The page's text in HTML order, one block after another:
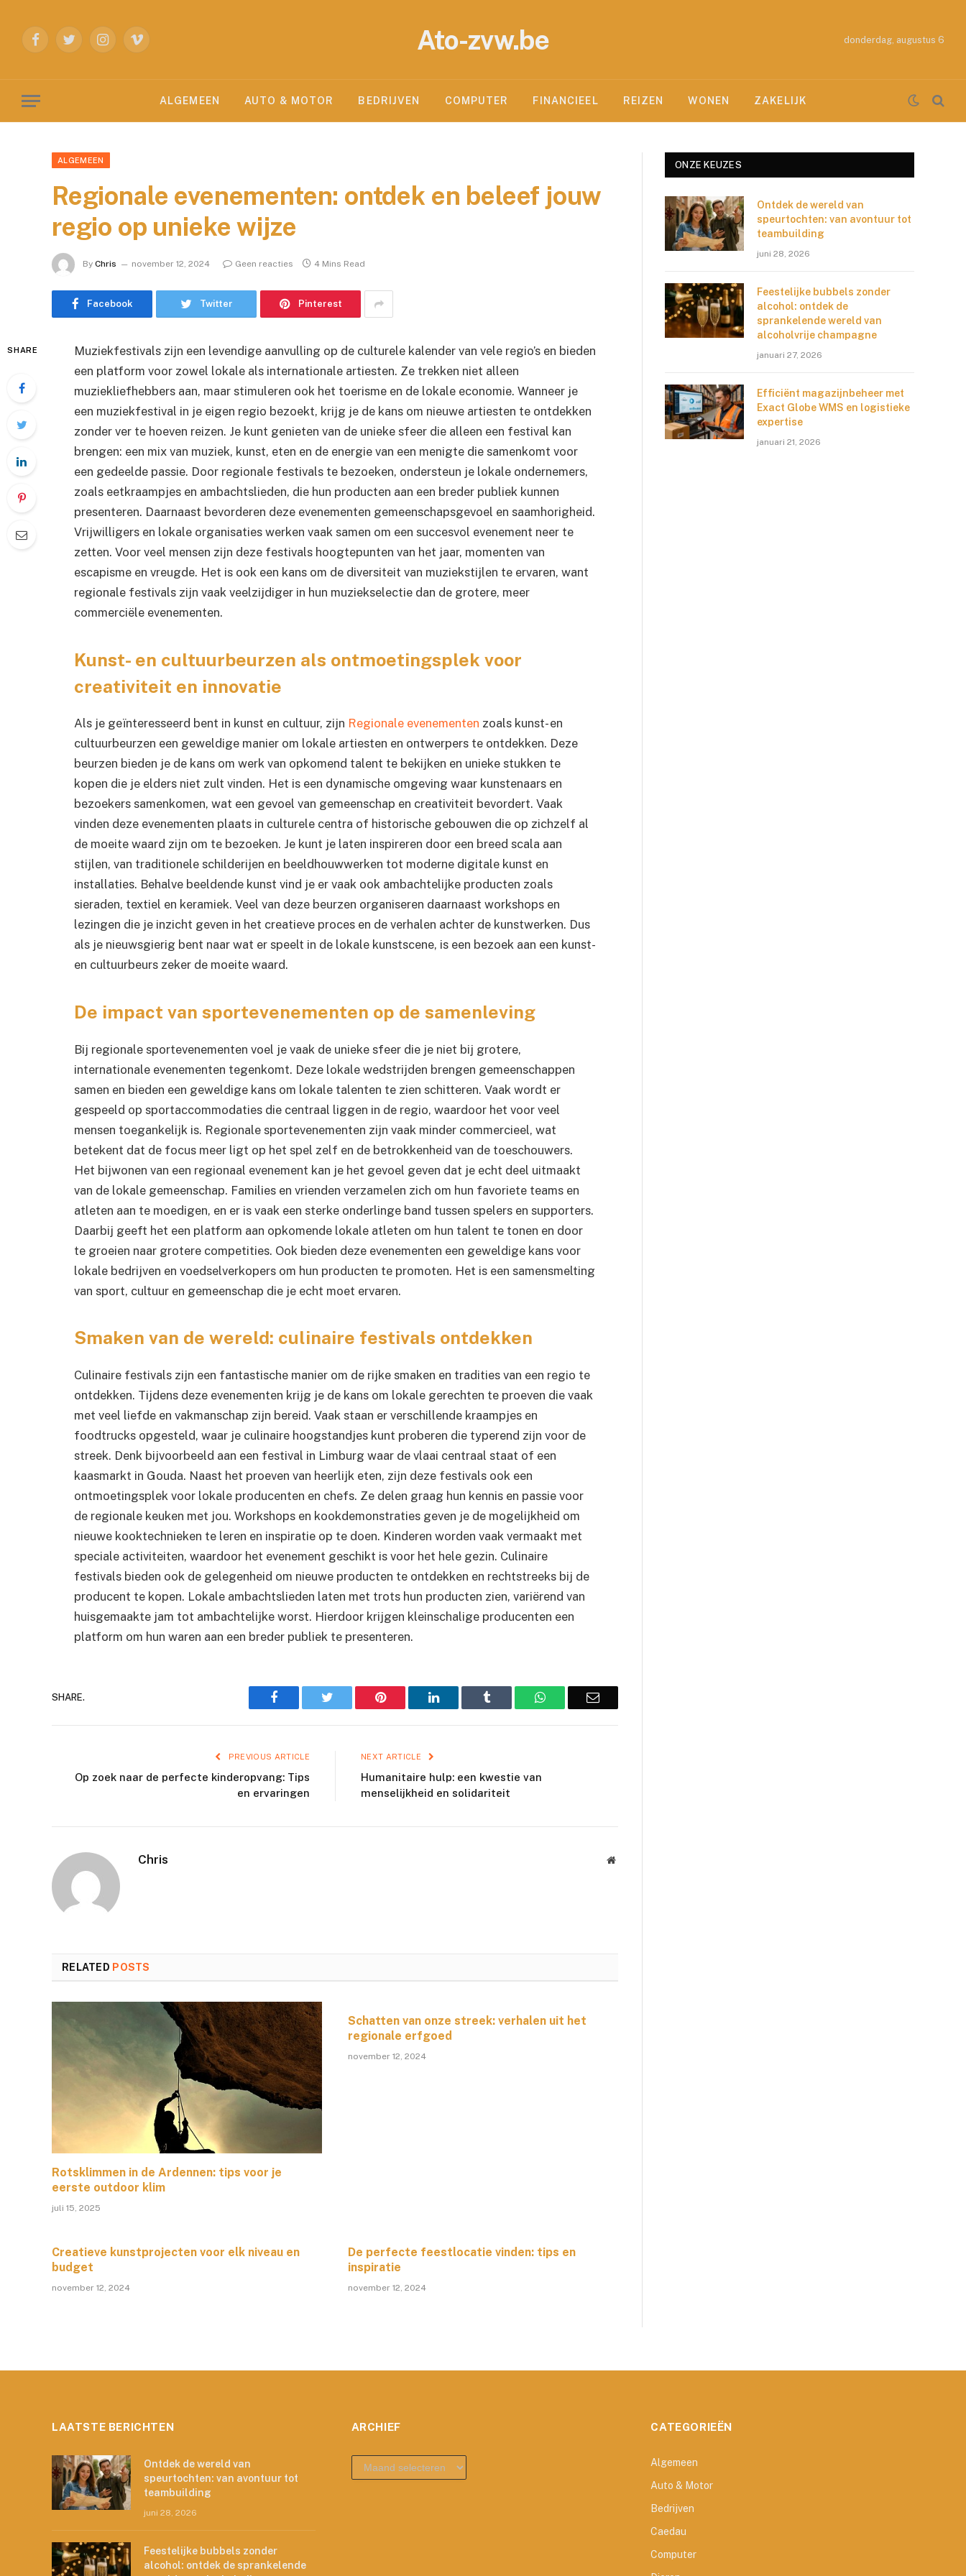
FacebookTwitterInstagram
Vimeo Ato-zvw.be donderdag, augustus 6
ALGEMEEN AUTO & MOTOR BEDRIJVEN COMPUTER FINANCIEEL REIZEN WONEN ZAKELIJK
ALGEMEEN
Regionale evenementen: ontdek en beleef jouw
regio op unieke wijze
By Chris november 12, 2024 Geen reacties 4 Mins Read
Facebook Twitter Pinterest
SHARE
Muziekfestivals zijn een levendige aanvulling op de culturele kalender van vele regio’s en bieden
een platform voor zowel lokale als internationale artiesten. Ze trekken niet alleen
muziekliefhebbers aan, maar stimuleren ook het toerisme en de lokale economie. Wanneer je
een muziekfestival in je eigen regio bezoekt, krijg je de kans om nieuwe artiesten te ontdekken
zonder ver te hoeven reizen. Je kunt genieten van de unieke sfeer die alleen een festival kan
brengen: een mix van muziek, kunst, eten en de energie van een menigte die samenkomt voor
een gedeelde passie. Door regionale festivals te bezoeken, ondersteun je lokale ondernemers,
zoals eetkraampjes en ambachtslieden, die hun producten aan een breder publiek kunnen
presenteren. Daarnaast bevorderen deze evenementen gemeenschapsgevoel en saamhorigheid.
Vrijwilligers en lokale organisaties werken vaak samen om een succesvol evenement neer te
zetten. Voor veel mensen zijn deze festivals hoogtepunten van het jaar, momenten van
escapisme en vreugde. Het is ook een kans om de diversiteit van muziekstijlen te ervaren, want
regionale festivals zijn vaak veelzijdiger in hun muziekselectie dan de grotere, meer
commerciële evenementen.
Kunst- en cultuurbeurzen als ontmoetingsplek voor
creativiteit en innovatie
Als je geïnteresseerd bent in kunst en cultuur, zijn Regionale evenementen zoals kunst- en
cultuurbeurzen een geweldige manier om lokale artiesten en ontwerpers te ontdekken. Deze
beurzen bieden je de kans om werk van opkomend talent te bekijken en unieke stukken te
kopen die je elders niet zult vinden. Het is een dynamische omgeving waar kunstenaars en
bezoekers samenkomen, wat een gevoel van gemeenschap en creativiteit bevordert. Vaak
vinden deze evenementen plaats in culturele centra of historische gebouwen die op zichzelf al
de moeite waard zijn om te bezoeken. Je kunt je laten inspireren door een breed scala aan
stijlen, van traditionele schilderijen en beeldhouwwerken tot moderne digitale kunst en
installaties. Behalve beeldende kunst vind je er vaak ook ambachtelijke producten zoals
sieraden, textiel en keramiek. Veel van deze beurzen organiseren daarnaast workshops en
lezingen die je inzicht geven in het creatieve proces en de verhalen achter de kunstwerken. Dus
als je nieuwsgierig bent naar wat er speelt in de lokale kunstscene, is een bezoek aan een kunst-
en cultuurbeurs zeker de moeite waard.
De impact van sportevenementen op de samenleving
Bij regionale sportevenementen voel je vaak de unieke sfeer die je niet bij grotere,
internationale evenementen tegenkomt. Deze lokale wedstrijden brengen gemeenschappen
samen en bieden een geweldige kans om lokale talenten te zien schitteren. Vaak wordt er
gespeeld op sportaccommodaties die centraal liggen in de regio, waardoor het voor veel
mensen toegankelijk is. Regionale sportevenementen zijn vaak minder commercieel, wat
betekent dat de focus meer ligt op het spel zelf en de betrokkenheid van de toeschouwers.
Het bijwonen van een regionaal evenement kan je het gevoel geven dat je echt deel uitmaakt
van de lokale gemeenschap. Families en vrienden verzamelen zich om hun favoriete teams en
atleten aan te moedigen, en er is vaak een sterke onderlinge band tussen spelers en supporters.
Daarbij geeft het een platform aan opkomende lokale atleten om hun talent te tonen en door
te groeien naar grotere competities. Ook bieden deze evenementen een geweldige kans voor
lokale bedrijven en voedselverkopers om hun producten te promoten. Het is een samensmelting
van sport, cultuur en gemeenschap die je echt moet ervaren.
Smaken van de wereld: culinaire festivals ontdekken
Culinaire festivals zijn een fantastische manier om de rijke smaken en tradities van een regio te
ontdekken. Tijdens deze evenementen krijg je de kans om lokale gerechten te proeven die vaak
met veel liefde en vakmanschap zijn bereid. Vaak staan er verschillende kraampjes en
foodtrucks opgesteld, waar je culinaire hoogstandjes kunt proberen die typerend zijn voor de
streek. Denk bijvoorbeeld aan een festival in Limburg waar de vlaai centraal staat of een
kaasmarkt in Gouda. Naast het proeven van heerlijk eten, zijn deze festivals ook een
ontmoetingsplek voor lokale producenten en chefs. Ze delen graag hun kennis en passie voor
de regionale keuken met jou. Workshops en kookdemonstraties geven je de mogelijkheid om
nieuwe kooktechnieken te leren en inspiratie op te doen. Kinderen worden vaak vermaakt met
speciale activiteiten, waardoor het evenement geschikt is voor het hele gezin. Culinaire
festivals bieden ook de gelegenheid om nieuwe producten te ontdekken en rechtstreeks bij de
producent te kopen. Lokale ambachtslieden laten met trots hun producten zien, variërend van
huisgemaakte jam tot ambachtelijke worst. Hierdoor krijgen kleinschalige producenten een
platform om hun waren aan een breder publiek te presenteren.
SHARE. Facebook Twitter Pinterest LinkedIn Tumblr WhatsAppEmail
PREVIOUS ARTICLE
Op zoek naar de perfecte kinderopvang: Tips
en ervaringen
NEXT ARTICLE
Humanitaire hulp: een kwestie van
menselijkheid en solidariteit
Chris Website
RELATED POSTS
Rotsklimmen in de Ardennen: tips voor je
eerste outdoor klim
juli 15, 2025
Schatten van onze streek: verhalen uit het
regionale erfgoed
november 12, 2024
Creatieve kunstprojecten voor elk niveau en
budget
november 12, 2024
De perfecte feestlocatie vinden: tips en
inspiratie
november 12, 2024
ONZE KEUZES
Ontdek de wereld van
speurtochten: van avontuur tot
teambuilding
juni 28, 2026
Feestelijke bubbels zonder
alcohol: ontdek de
sprankelende wereld van
alcoholvrije champagne
januari 27, 2026
Efficiënt magazijnbeheer met
Exact Globe WMS en logistieke
expertise
januari 21, 2026
LAATSTE BERICHTEN
Ontdek de wereld van
speurtochten: van avontuur tot
teambuilding
juni 28, 2026
Feestelijke bubbels zonder
alcohol: ontdek de sprankelende
ARCHIEF
archief
CATEGORIEËN
Algemeen
Auto & Motor
Bedrijven
Caedau
Computer